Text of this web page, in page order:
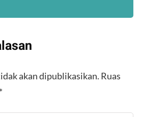
akan dipublikasikan. Ruas
*